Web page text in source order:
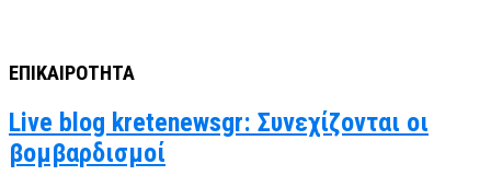
ΕΠΙΚΑΙΡΟΤΗΤΑ
Live blog kretenewsgr: Συνεχίζονται οι
βομβαρδισμοί